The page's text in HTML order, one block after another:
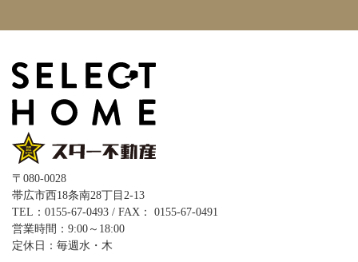
〒080-0028
帯広市西18条南28丁目2-13
TEL：0155-67-0493 / FAX： 0155-67-0491
営業時間：9:00～18:00
定休日：毎週水・木